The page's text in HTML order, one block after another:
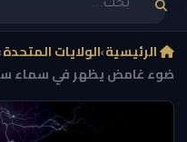
الرئيسية›الولايات المتحدة
ضوء غامض يظهر في سماء